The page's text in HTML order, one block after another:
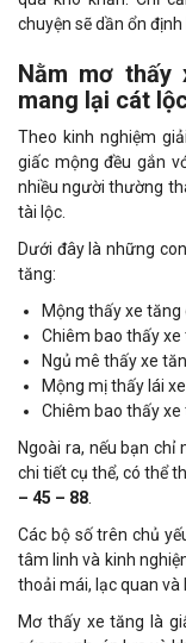
chuyện sẽ dần ổn
Nằm mơ thấy
mang lại cát
Theo kinh nghiệm
giấc mộng đều gắn
nhiều người thường
tài lộc.
Dưới đây là những
tăng:
Mộng thấy xe tăng
Chiêm bao thấy xe
Ngủ mê thấy xe
Mộng mị thấy lái
Chiêm bao thấy
Ngoài ra, nếu bạn
chi tiết cụ thể, có thể
– 45 – 88
Các bộ số trên chủ
tâm linh và kinh
thoải mái, lạc quan và
Mơ thấy xe tăng là